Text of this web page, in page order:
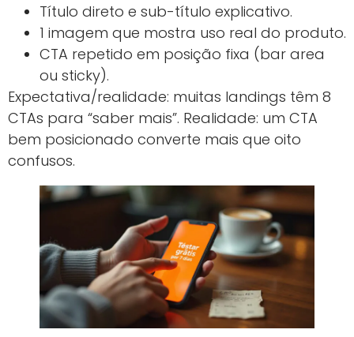
Título direto e sub-título explicativo.
1 imagem que mostra uso real do produto.
CTA repetido em posição fixa (bar area
ou sticky).
Expectativa/realidade: muitas landings têm 8
CTAs para “saber mais”. Realidade: um CTA
bem posicionado converte mais que oito
confusos.